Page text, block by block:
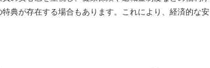
典が存在する場合もあります。これにより、経済的な安